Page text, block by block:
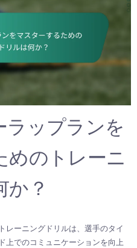
ラップランを
めのトレーニ
か？
レーニングドリルは、選手のタイ
上でのコミュニケーションを向上